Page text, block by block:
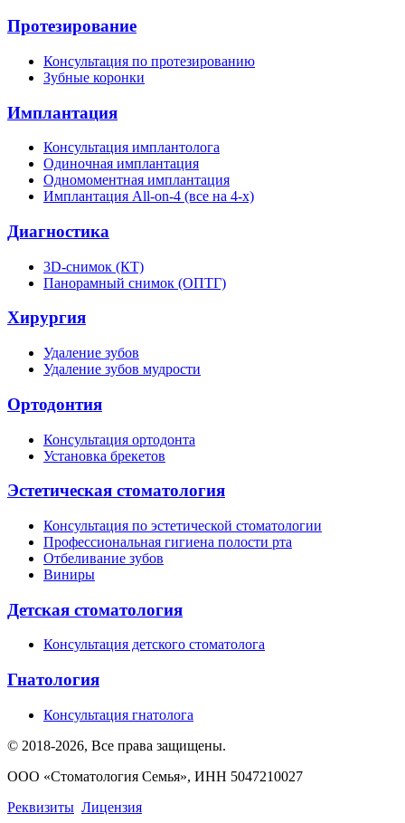
Протезирование
Консультация по протезированию
Зубные коронки
Имплантация
Консультация имплантолога
Одиночная имплантация
Одномоментная имплантация
Имплантация All-on-4 (все на 4-х)
Диагностика
3D-снимок (КТ)
Панорамный снимок (ОПТГ)
Хирургия
Удаление зубов
Удаление зубов мудрости
Ортодонтия
Консультация ортодонта
Установка брекетов
Эстетическая стоматология
Консультация по эстетической стоматологии
Профессиональная гигиена полости рта
Отбеливание зубов
Виниры
Детская стоматология
Консультация детского стоматолога
Гнатология
Консультация гнатолога
© 2018-2026, Все права защищены.
ООО «Стоматология Семья», ИНН 5047210027
Реквизиты Лицензия